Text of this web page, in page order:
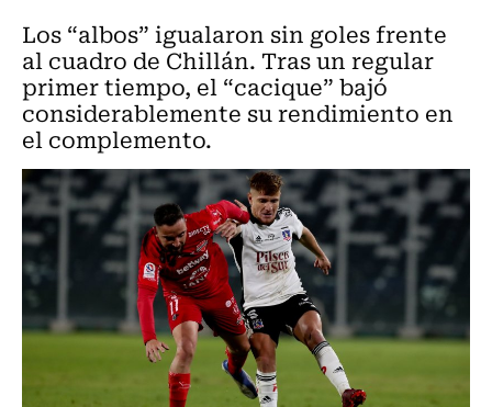
Los “albos” igualaron sin goles frente
al cuadro de Chillán. Tras un regular
primer tiempo, el “cacique” bajó
considerablemente su rendimiento en
el complemento.